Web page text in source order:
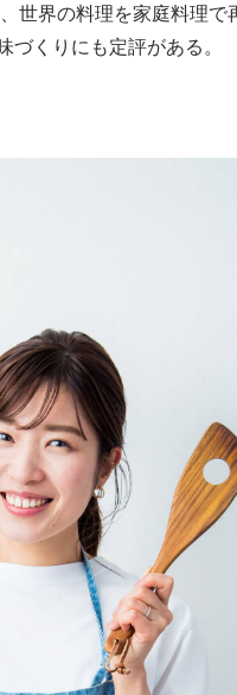
世界の料理を家庭料理で
くりにも定評がある。